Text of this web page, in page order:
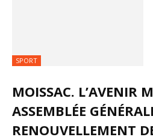
SPORT
MOISSAC. L’AVENIR
ASSEMBLÉE
RENOUVELLEMENT